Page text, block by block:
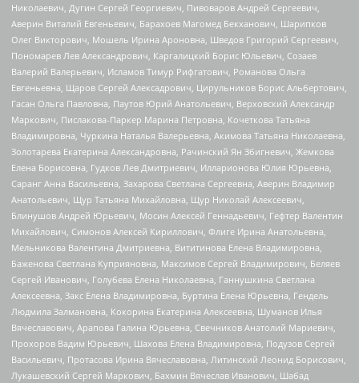
Николаевич, Дугин Сергей Георгиевич, Пивоваров Андрей Сергеевич,
Аверин Виталий Евгеньевич, Барахоев Магомед Бекханович, Шарипков
Олег Викторович, Мошель Ирина Ароновна, Шведов Григорий Сергеевич,
Пономарев Лев Александрович, Каргалицкий Борис Юльевич, Созаев
Валерий Валерьевич, Исламов Тимур Рифгатович, Романова Ольга
Евгеньевна, Щаров Сергей Алексадрович, Цирульников Борис Альбертович,
Гасан Ольга Павловна, Паутов Юрий Анатольевич, Верховский Александр
Маркович, Пислакова-Паркер Марина Петровна, Кочеткова Татьяна
Владимировна, Чуркина Наталья Валерьевна, Акимова Татьяна Николаевна,
Золотарева Екатерина Александровна, Рачинский Ян Збигневич, Жемкова
Елена Борисовна, Гудков Лев Дмитриевич, Илларионова Юлия Юрьевна,
Саранг Анна Васильевна, Захарова Светлана Сергеевна, Аверин Владимир
Анатольевич, Щур Татьяна Михайловна, Щур Николай Алексеевич,
Блинушов Андрей Юрьевич, Мосин Алексей Геннадьевич, Гефтер Валентин
Михайлович, Симонов Алексей Кириллович, Флиге Ирина Анатольевна,
Мельникова Валентина Дмитриевна, Вититинова Елена Владимировна,
Баженова Светлана Куприяновна, Максимов Сергей Владимирович, Беляев
Сергей Иванович, Голубева Елена Николаевна, Ганнушкина Светлана
Алексеевна, Закс Елена Владимировна, Буртина Елена Юрьевна, Гендель
Людмила Залмановна, Кокорина Екатерина Алексеевна, Шуманов Илья
Вячеславович, Арапова Галина Юрьевна, Свечников Анатолий Мариевич,
Прохоров Вадим Юрьевич, Шахова Елена Владимировна, Подузов Сергей
Васильевич, Протасова Ирина Вячеславовна, Литинский Леонид Борисович,
Лукашевский Сергей Маркович, Бахмин Вячеслав Иванович, Шабад